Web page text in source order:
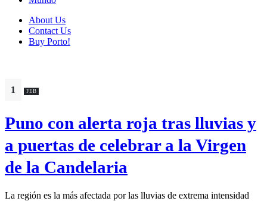
About Us
Contact Us
Buy Porto!
1 FEB
Puno con alerta roja tras lluvias y
a puertas de celebrar a la Virgen
de la Candelaria
La región es la más afectada por las lluvias de extrema intensidad